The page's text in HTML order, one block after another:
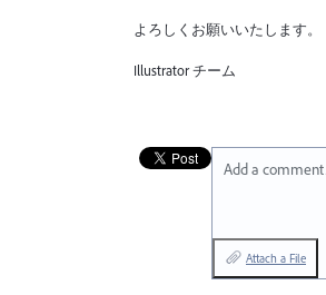
よろしくお願いいたします。
Illustrator チーム
Add a
Attach a File